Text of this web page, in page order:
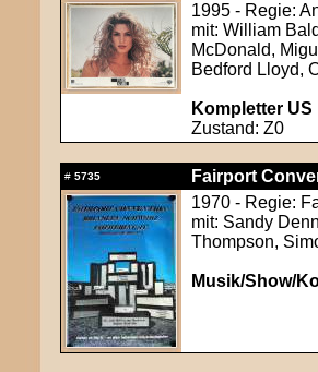
1995 - Regie:
mit: William
McDonald,
Bedford Lloyd,
Kompletter
Zustand: Z0
# 5735
Fairport
1970 - Regie:
mit: Sandy
Thompson,
Musik/Show/